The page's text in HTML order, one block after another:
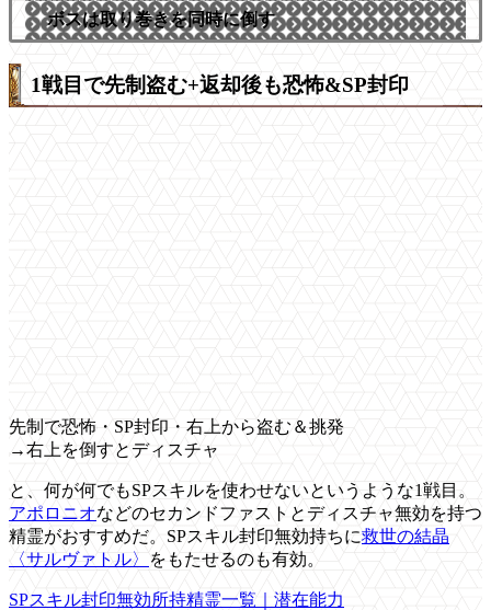
ボスは取り巻きを同時に倒す
1戦目で先制盗む+返却後も恐怖&SP封印
先制で恐怖・SP封印・右上から盗む＆挑発
→右上を倒すとディスチャ
と、何が何でもSPスキルを使わせないというような1戦目。
アポロニオなどのセカンドファストとディスチャ無効を持つ
精霊がおすすめだ。SPスキル封印無効持ちに救世の結晶
〈サルヴァトル〉をもたせるのも有効。
SPスキル封印無効所持精霊一覧｜潜在能力